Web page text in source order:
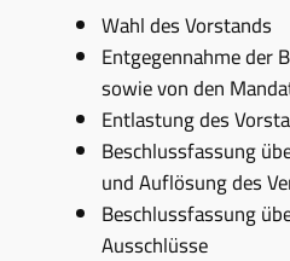
Wahl des Vorstands
Entgegennahme der
sowie von den
Entlastung des
Beschlussfassung
und Auflösung des
Beschlussfassung
Ausschlüsse